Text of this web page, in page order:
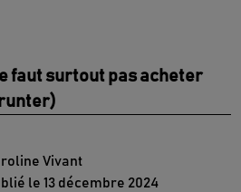
faut surtout pas acheter
Vivant
le 13 décembre 2024